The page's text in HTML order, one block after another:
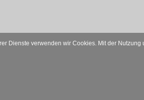
Dienste verwenden wir Cookies. Mit der